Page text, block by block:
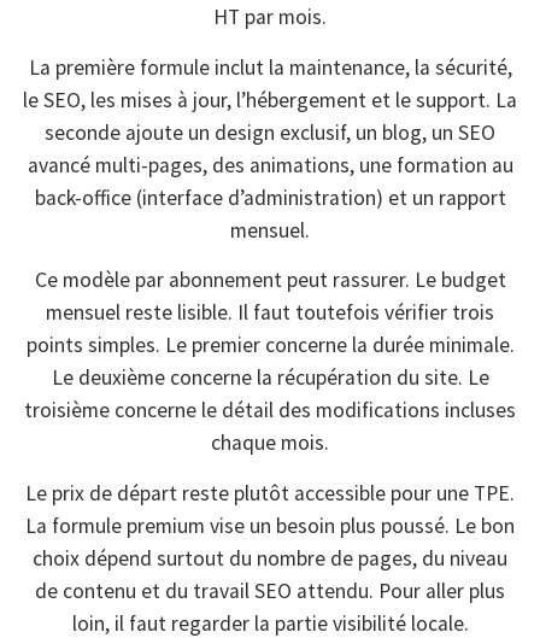
HT par mois.
La première formule inclut la maintenance, la sécurité,
le SEO, les mises à jour, l’hébergement et le support. La
seconde ajoute un design exclusif, un blog, un SEO
avancé multi-pages, des animations, une formation au
back-office (interface d’administration) et un rapport
mensuel.
Ce modèle par abonnement peut rassurer. Le budget
mensuel reste lisible. Il faut toutefois vérifier trois
points simples. Le premier concerne la durée minimale.
Le deuxième concerne la récupération du site. Le
troisième concerne le détail des modifications incluses
chaque mois.
Le prix de départ reste plutôt accessible pour une TPE.
La formule premium vise un besoin plus poussé. Le bon
choix dépend surtout du nombre de pages, du niveau
de contenu et du travail SEO attendu. Pour aller plus
loin, il faut regarder la partie visibilité locale.